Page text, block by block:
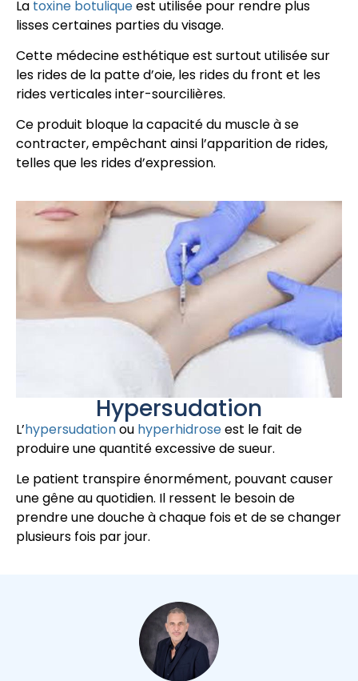
La toxine botuliqueest utilisée pour rendre plus
lisses certaines parties du visage.
Cette médecine esthétique est surtout utilisée sur
les rides de la patte d’oie, les rides du front et les
rides verticales inter-sourcilières.
Ce produit bloque la capacité du muscle à se
contracter, empêchant ainsi l’apparition de rides,
telles que les rides d’expression.
Hypersudation
L’hypersudationou hyperhidroseest le fait de
produire une quantité excessive de sueur.
Le patient transpire énormément, pouvant causer
une gêne au quotidien. Il ressent le besoin de
prendre une douche à chaque fois et de se changer
plusieurs fois par jour.